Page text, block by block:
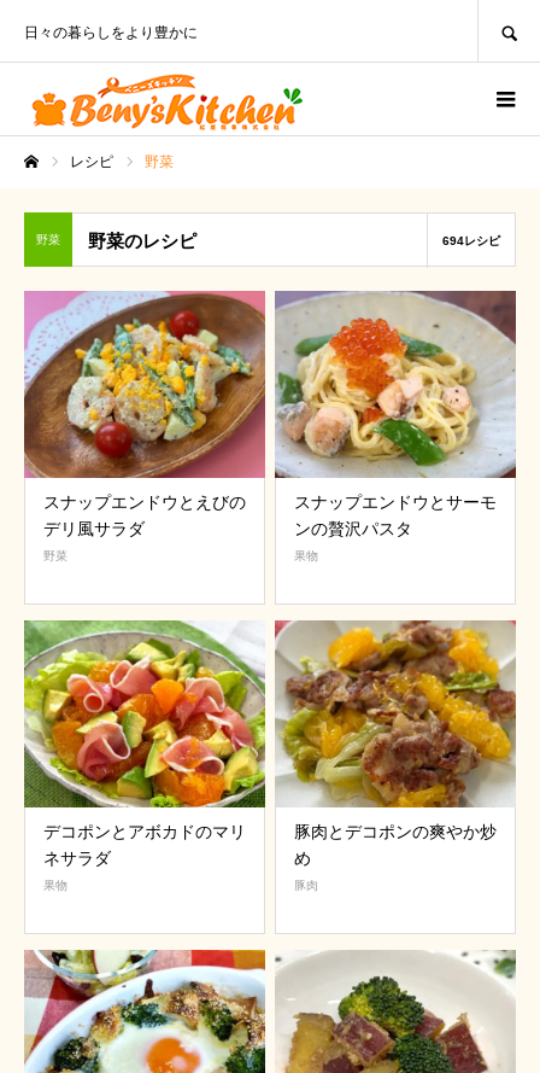
日々の暮らしをより豊かに
レシピ 野菜
野菜 野菜のレシピ 694レシピ
スナップエンドウとえびの
デリ風サラダ
野菜
スナップエンドウとサーモ
ンの贅沢パスタ
果物
デコポンとアボカドのマリ
ネサラダ
果物
豚肉とデコポンの爽やか炒
め
豚肉